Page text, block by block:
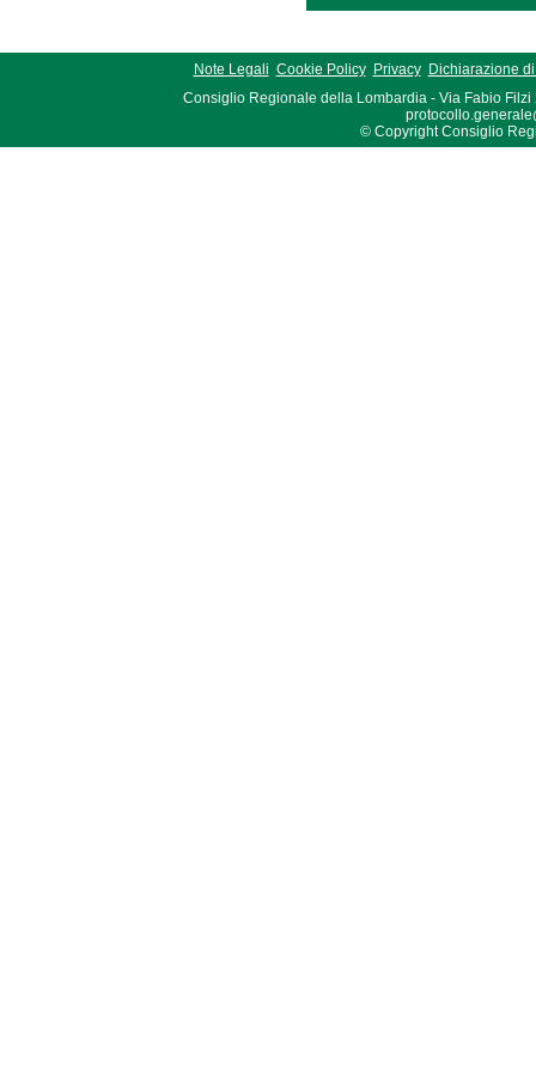
Note Legali Cookie Policy Privacy
Dichiarazione
Consiglio Regionale della Lombardia - Via Fabio Filzi
© Copyright Consiglio